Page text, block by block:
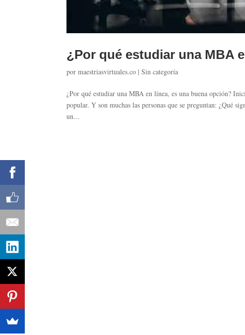
¿Por qué estudiar una MBA
pormaestriasvirtuales.co |Sin categoría
¿Por qué estudiar una MBA en línea, es una buena opción?
popular. Y son muchas las personas que se preguntan: ¿Qué
un...